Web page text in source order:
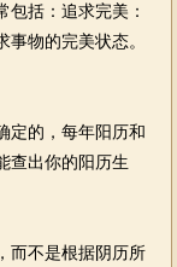
括：追求完美：
物的完美状态。
的，每年阳历和
查出你的阳历生
不是根据阴历所